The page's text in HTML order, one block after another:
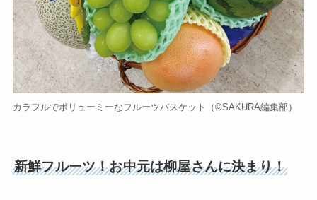
カラフルでボリューミーなフルーツバスケット（©️SAKURA編集部）
新鮮フルーツ！お中元は柳屋さんに決まり！